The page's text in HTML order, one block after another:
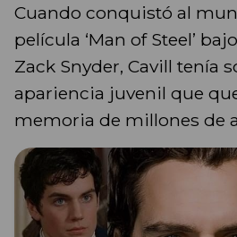
Cuando conquistó al
película ‘Man of Steel’
Zack Snyder, Cavill tenía
apariencia juvenil que
memoria de millones de